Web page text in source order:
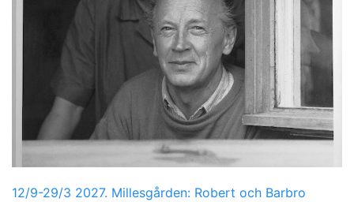
12/9-29/3 2027. Millesgården: Robert och Barbro